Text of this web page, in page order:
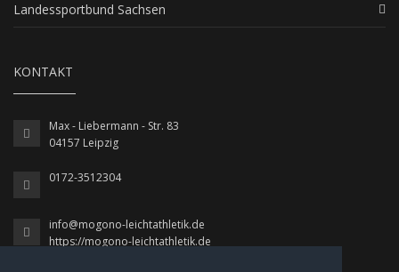
Landessportbund Sachsen
KONTAKT
Max - Liebermann - Str. 83
04157 Leipzig
0172-3512304
info@mogono-leichtathletik.de
https://mogono-leichtathletik.de